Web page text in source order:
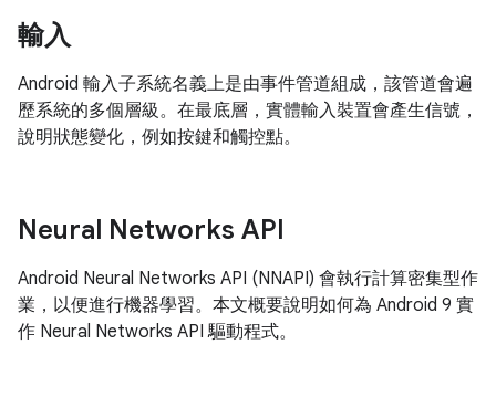
輸入
Android 輸入子系統名義上是由事件管道組成，該管道會遍
歷系統的多個層級。在最底層，實體輸入裝置會產生信號，
說明狀態變化，例如按鍵和觸控點。
Neural Networks API
Android Neural Networks API (NNAPI) 會執行計算密集型作
業，以便進行機器學習。本文概要說明如何為 Android 9 實
作 Neural Networks API 驅動程式。